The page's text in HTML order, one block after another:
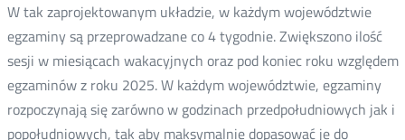
W tak zaprojektowanym układzie, w każdym województwie
egzaminy są przeprowadzane co 4 tygodnie. Zwiększono ilość
sesji w miesiącach wakacyjnych oraz pod koniec roku względem
egzaminów z roku 2025. W każdym województwie, egzaminy
rozpoczynają się zarówno w godzinach przedpołudniowych jak i
popołudniowych, tak aby maksymalnie dopasować je do